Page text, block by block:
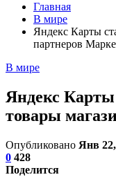
Главная
В мире
Яндекс Карты
партнеров
В мире
Яндекс Карты
товары
Опубликовано Янв
0 428
Поделится